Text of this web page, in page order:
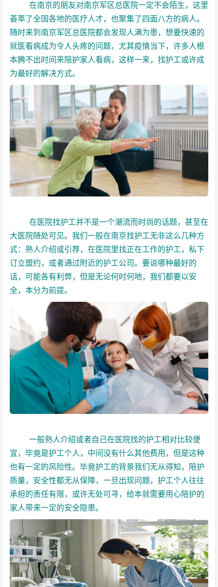
在南京的朋友对南京军区总医院一定不会陌生，这里
荟萃了全国各地的医疗人才，也聚集了四面八方的病人。
随时来到南京军区总医院都会发现人满为患，想要快速的
就医看病成为令人头疼的问题，尤其疫情当下，许多人根
本腾不出时间来陪护家人看病，这样一来，找护工或许成
为最好的解决方式。
在医院找护工并不是一个潮流而时尚的话题，甚至在
大医院随处可见。我们一般在南京找护工无非这么几种方
式：熟人介绍或引荐，在医院里找正在工作的护工，私下
订立盟约，或者通过附近的护工公司。要说哪种最好的
话，可能各有利弊，但是无论何时何地，我们都要以安
全，本分为前提。
一般熟人介绍或者自己在医院找的护工相对比较便
宜，毕竟是护工个人，中间没有什么其他费用，但是这种
也有一定的风险性。毕竟护工的背景我们无从得知，陪护
质量，安全性都无从保障，一旦出现问题，护工个人往往
承担的责任有限，或许无处可寻，给本就需要用心陪护的
家人带来一定的安全隐患。